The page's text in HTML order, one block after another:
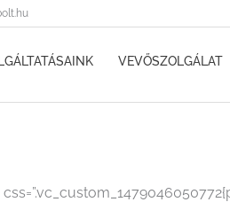
VEVŐSZOLGÁLAT